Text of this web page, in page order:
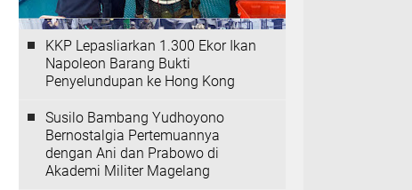
KKP Lepasliarkan 1.300 Ekor Ikan
Napoleon Barang Bukti
Penyelundupan ke Hong Kong
Susilo Bambang Yudhoyono
Bernostalgia Pertemuannya
dengan Ani dan Prabowo di
Akademi Militer Magelang